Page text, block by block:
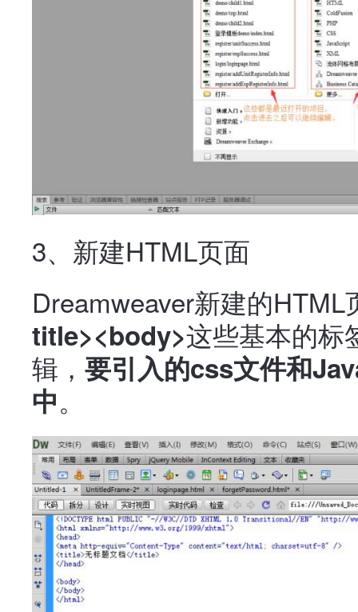
3、新建HTML页面
Dreamweaver新建的HTML
title><body>这些基本的标
辑， 要引入的css文件和
中。